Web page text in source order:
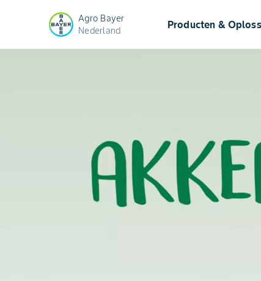
Agro Bayer
Nederland
Producten &